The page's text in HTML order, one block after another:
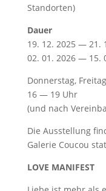
Standorten)
Dauer
19. 12. 2025 — 21.
02. 01. 2026 — 15.
Donnerstag,
16 — 19 Uhr
(und nach
Die Ausstellung
Galerie Coucou
LOVE MANIFEST